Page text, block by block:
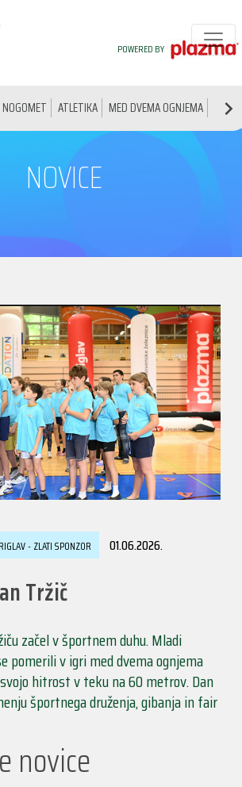
NOGOMET ATLETIKA MED DVEMA OGNJEMA
POWERED BY
NOVICE
- ZLATI SPONZOR 01.06.2026.
Tržič
začel v športnem duhu. Mladi
pomerili v igri med dvema ognjema
hitrost v teku na 60 metrov. Dan
športnega druženja, gibanja in fair
novice